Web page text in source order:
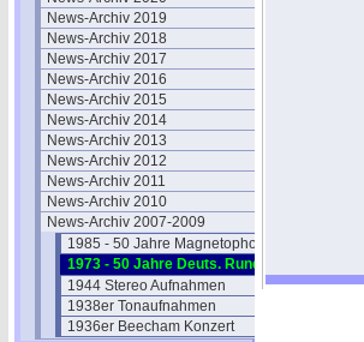
News-Archiv 2019
News-Archiv 2018
News-Archiv 2017
News-Archiv 2016
News-Archiv 2015
News-Archiv 2014
News-Archiv 2013
News-Archiv 2012
News-Archiv 2011
News-Archiv 2010
News-Archiv 2007-2009
1985 - 50 Jahre Magnetophon
1973 - 50 Jahre Deuts. Rundfunk
1944 Stereo Aufnahmen
1938er Tonaufnahmen
1936er Beecham Konzert